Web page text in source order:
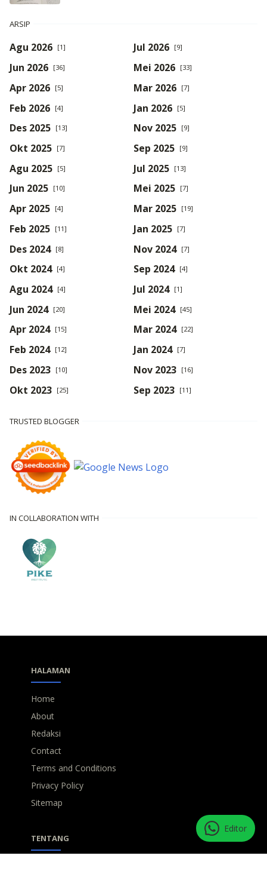
ARSIP
Agu 2026 [1] Jul 2026 [9]
Jun 2026 [36] Mei 2026 [33]
Apr 2026 [5] Mar 2026 [7]
Feb 2026 [4] Jan 2026 [5]
Des 2025 [13] Nov 2025 [9]
Okt 2025 [7] Sep 2025 [9]
Agu 2025 [5] Jul 2025 [13]
Jun 2025 [10] Mei 2025 [7]
Apr 2025 [4] Mar 2025 [19]
Feb 2025 [11] Jan 2025 [7]
Des 2024 [8] Nov 2024 [7]
Okt 2024 [4] Sep 2024 [4]
Agu 2024 [4] Jul 2024 [1]
Jun 2024 [20] Mei 2024 [45]
Apr 2024 [15] Mar 2024 [22]
Feb 2024 [12] Jan 2024 [7]
Des 2023 [10] Nov 2023 [16]
Okt 2023 [25] Sep 2023 [11]
TRUSTED BLOGGER
IN COLLABORATION WITH
HALAMAN
Home
About
Redaksi
Contact
Terms and Conditions
Privacy Policy
Sitemap
TENTANG
Editor